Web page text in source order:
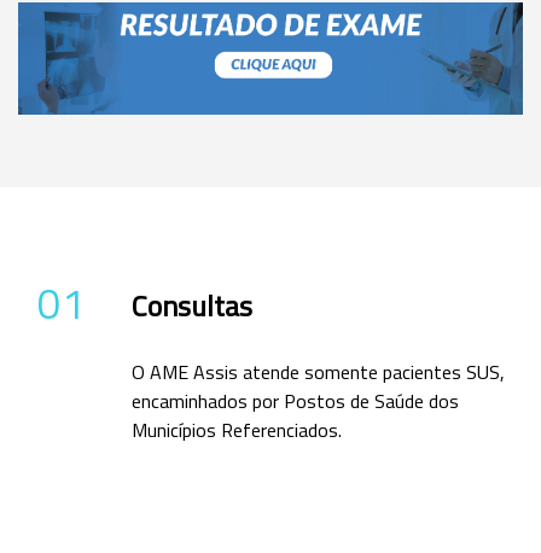
01 Consultas
O AME Assis atende somente pacientes SUS,
encaminhados por Postos de Saúde dos
Municípios Referenciados.